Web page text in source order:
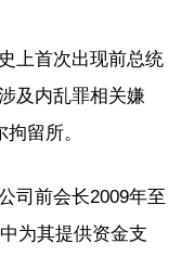
上首次出现前总统
及内乱罪相关嫌
留所。
司前会长2009年至
为其提供资金支